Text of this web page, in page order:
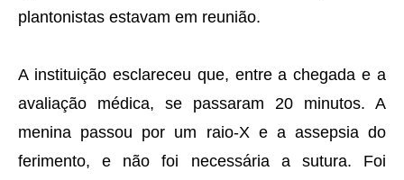
plantonistas estavam em reunião.
A instituição esclareceu que, entre a chegada e a
avaliação médica, se passaram 20 minutos. A
menina passou por um raio-X e a assepsia do
ferimento, e não foi necessária a sutura. Foi